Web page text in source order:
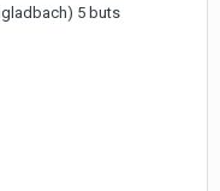
5 buts